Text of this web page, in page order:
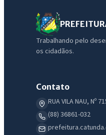
Trabalhando pelo
os cidadãos.
Contato
RUA VILA NAU, Nº
(88) 36861-032